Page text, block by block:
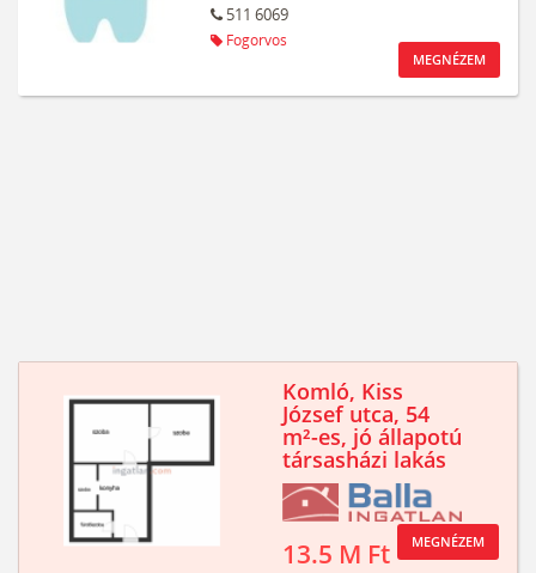
511 6069
Fogorvos
MEGNÉZEM
Komló, Kiss
József utca, 54
m²-es, jó állapotú
társasházi lakás
13.5 M Ft MEGNÉZEM